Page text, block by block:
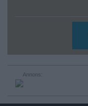
Annons: